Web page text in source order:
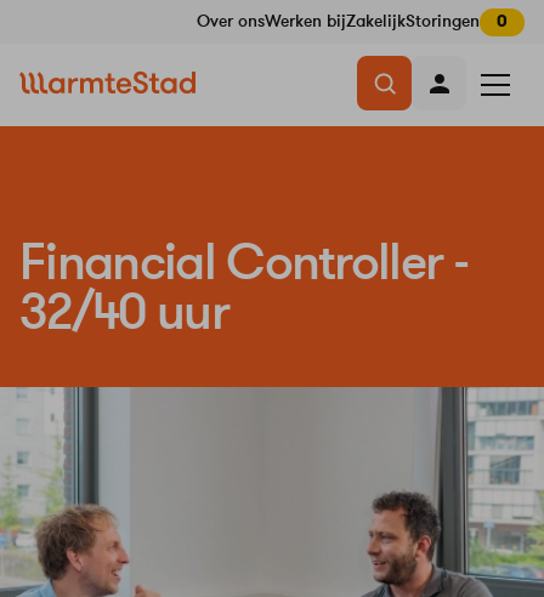
overslaan
Over onsWerken bijZakelijkStoringen 0
openen
Financial Controller -
32/40 uur